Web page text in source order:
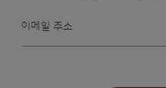
뉴스레터를
받아보겠습니다:
이메일 주소